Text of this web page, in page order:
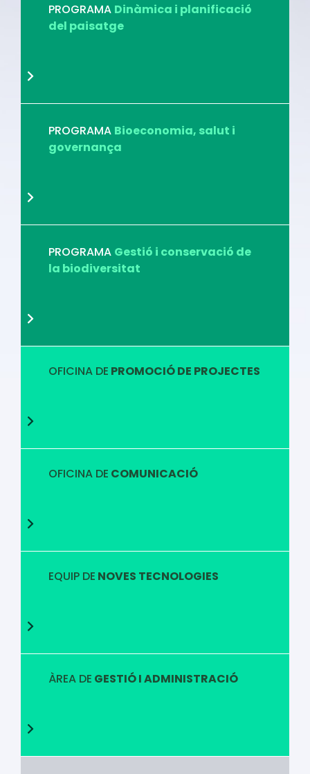
PROGRAMA Dinàmica i planificació
del paisatge
PROGRAMA Bioeconomia, salut i
governança
PROGRAMA Gestió i conservació de
la biodiversitat
OFICINA DE PROMOCIÓ DE PROJECTES
OFICINA DE COMUNICACIÓ
EQUIP DE NOVES TECNOLOGIES
ÀREA DE GESTIÓ I ADMINISTRACIÓ